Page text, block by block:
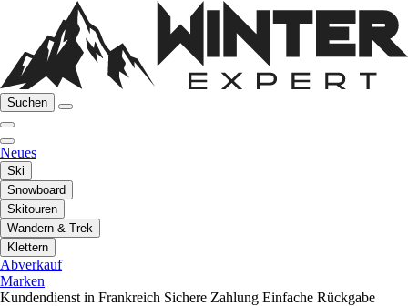
Suchen
Neues
Ski
Snowboard
Skitouren
Wandern & Trek
Klettern
Abverkauf
Marken
Kundendienst in Frankreich Sichere Zahlung Einfache Rückgabe